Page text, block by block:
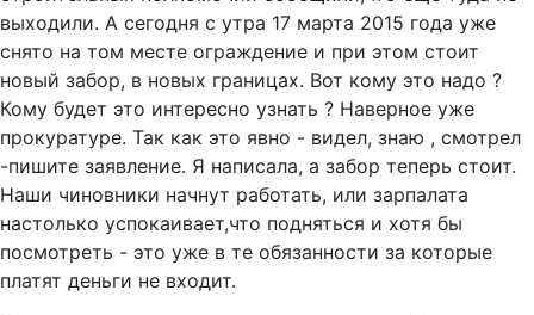
выходили. А сегодня с утра 17 марта 2015 года уже
снято на том месте ограждение и при этом стоит
новый забор, в новых границах. Вот кому это надо ?
Кому будет это интересно узнать ? Наверное уже
прокуратуре. Так как это явно - видел, знаю , смотрел
-пишите заявление. Я написала, а забор теперь стоит.
Наши чиновники начнут работать, или зарпалата
настолько успокаивает,что подняться и хотя бы
посмотреть - это уже в те обязанности за которые
платят деньги не входит.